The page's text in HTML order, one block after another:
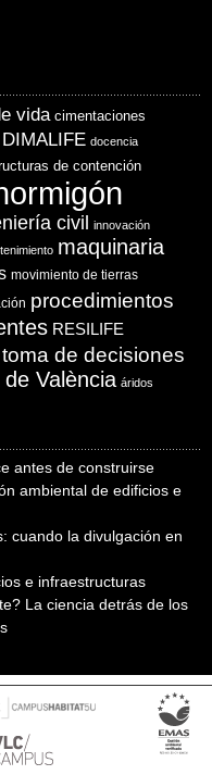
vida cimentaciones
DIMALIFE docencia
de contención
civil innovación
maquinaria
movimiento de tierras
procedimientos
RESILIFE
toma de decisiones
València áridos
antes de construirse
ambiental de edificios e
cuando la divulgación en
e infraestructuras
La ciencia detrás de los